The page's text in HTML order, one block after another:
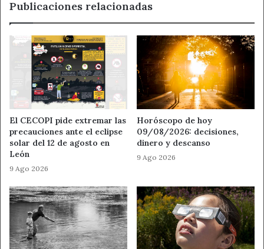
Publicaciones relacionadas
El CECOPI pide extremar las
precauciones ante el eclipse
solar del 12 de agosto en
León
9 Ago 2026
Horóscopo de hoy
09/08/2026: decisiones,
dinero y descanso
9 Ago 2026